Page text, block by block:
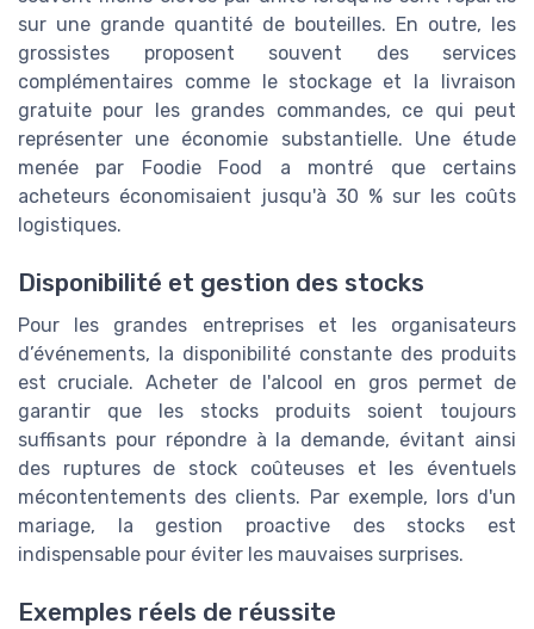
sur une grande quantité de bouteilles. En outre, les
grossistes proposent souvent des services
complémentaires comme le stockage et la livraison
gratuite pour les grandes commandes, ce qui peut
représenter une économie substantielle. Une étude
menée par Foodie Food a montré que certains
acheteurs économisaient jusqu'à 30 % sur les coûts
logistiques.
Disponibilité et gestion des stocks
Pour les grandes entreprises et les organisateurs
d’événements, la disponibilité constante des produits
est cruciale. Acheter de l'alcool en gros permet de
garantir que les stocks produits soient toujours
suffisants pour répondre à la demande, évitant ainsi
des ruptures de stock coûteuses et les éventuels
mécontentements des clients. Par exemple, lors d'un
mariage, la gestion proactive des stocks est
indispensable pour éviter les mauvaises surprises.
Exemples réels de réussite